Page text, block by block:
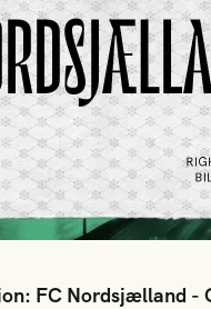
FC Nordsjælland -